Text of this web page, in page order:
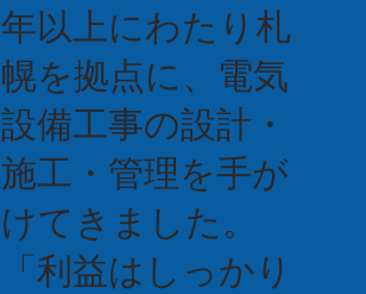
年以上にわたり札
幌を拠点に、電気
設備工事の設計・
施工・管理を手が
けてきました。
「利益はしっかり